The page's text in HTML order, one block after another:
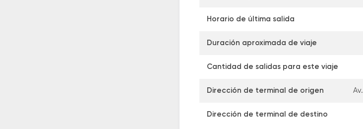
Horario de última salida
Duración aproximada de viaje
Cantidad de salidas para este viaje
Dirección de terminal de origen
Dirección de terminal de destino